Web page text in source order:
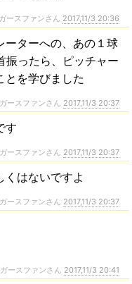
ースファンさん 2017,11/3 20:36
ーターへの、あの１球
振ったら、ピッチャー
とを学びました
ースファンさん 2017,11/3 20:37
す
ースファンさん 2017,11/3 20:37
くはないですよ
ースファンさん 2017,11/3 20:37
ースファンさん 2017,11/3 20:41